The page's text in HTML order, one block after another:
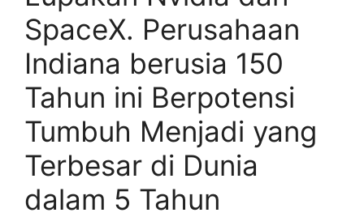
SpaceX. Perusahaan
Indiana berusia 150
Tahun ini Berpotensi
Tumbuh Menjadi yang
Terbesar di Dunia
dalam 5 Tahun